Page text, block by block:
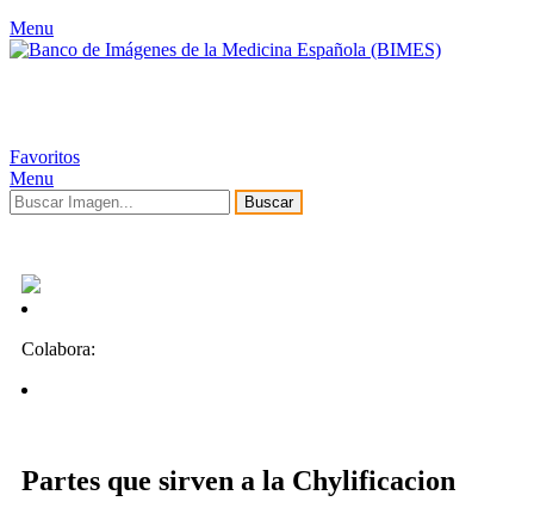
Menu
Favoritos
Menu
Buscar
Colabora:
Partes que sirven a la Chylificacion